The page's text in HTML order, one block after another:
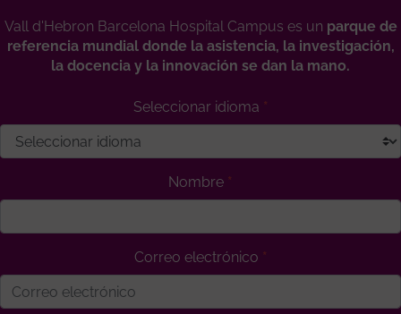
Vall d'Hebron Barcelona Hospital Campus es un parque de
referencia mundial donde la asistencia, la investigación,
la docencia y la innovación se dan la mano.
Seleccionar idioma
Nombre
Correo electrónico